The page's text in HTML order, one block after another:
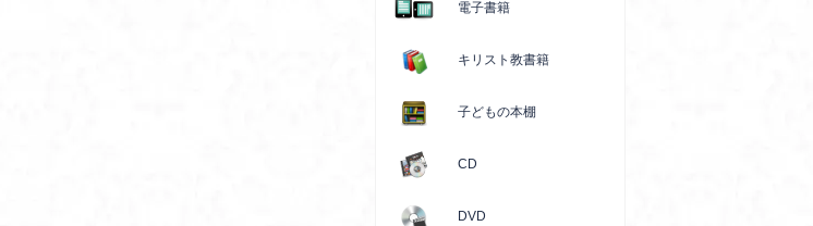
電子書籍
キリスト教書籍
子どもの本棚
CD
DVD